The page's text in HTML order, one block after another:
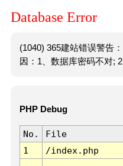
Database Error
(1040) 365建站错误警告
因：1、数据库密码不对;
PHP Debug
No. File
1
/index.php